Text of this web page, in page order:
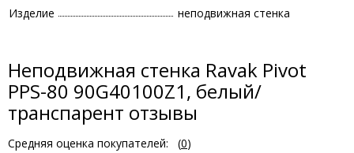
Изделие
неподвижная стенка
Неподвижная стенка Ravak Pivot
PPS-80 90G40100Z1, белый/
транспарент отзывы
Средняя оценка покупателей: (0)